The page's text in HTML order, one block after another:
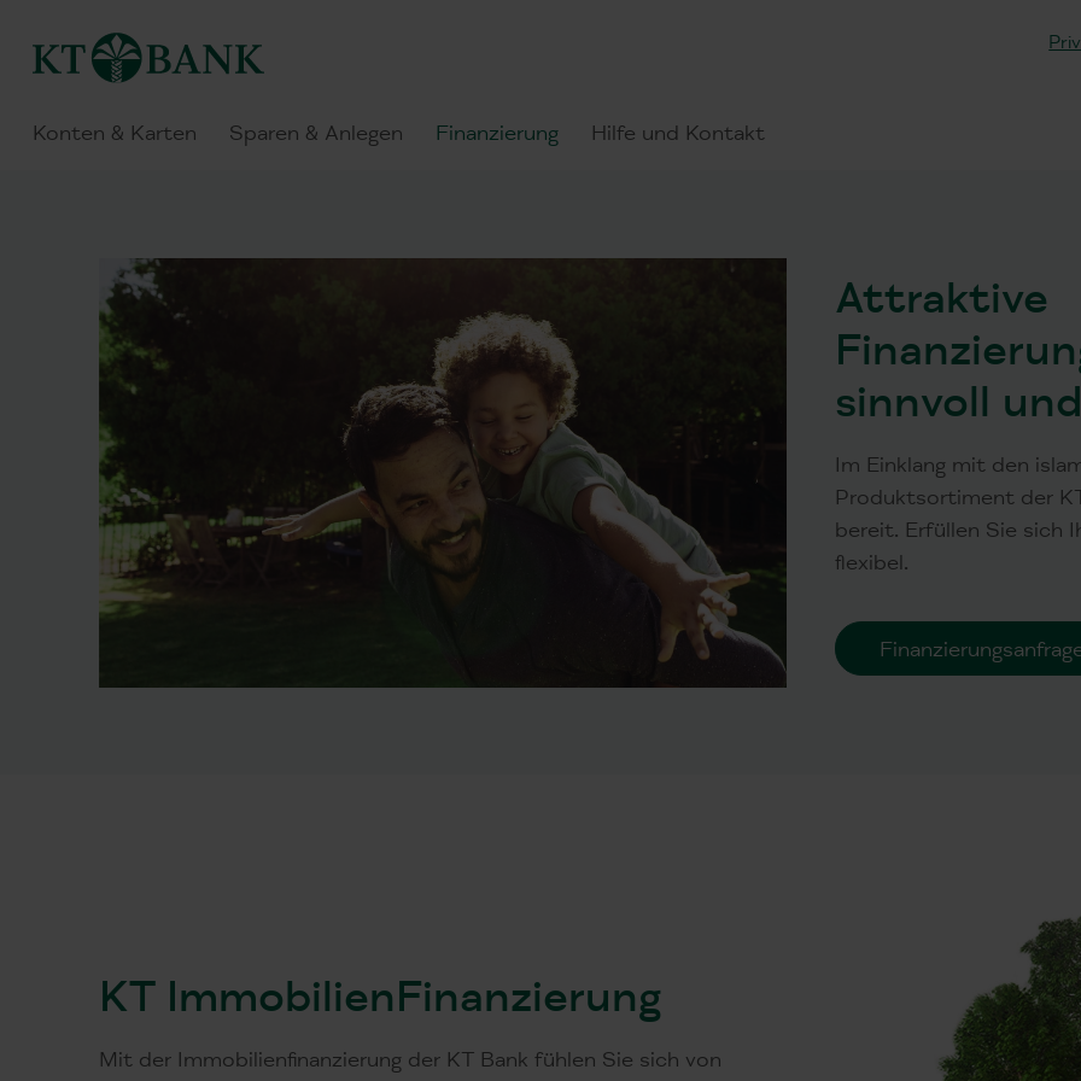
Konten & Karten Sparen & Anlegen Finanzierung Hilfe und Kontakt
Attraktive
sinnvoll
Im Einklang mit den
Produktsortiment der
bereit. Erfüllen Sie sich
flexibel.
KT Immobilien­Finanzierung
Mit der Immobilienfinanzierung der KT Bank fühlen Sie sich von